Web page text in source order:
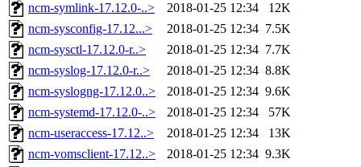
ncm-symlink-17.12.0-..>
2018-01-25 12:34
12K
ncm-sysconfig-17.12...>
2018-01-25 12:34 7.5K
ncm-sysctl-17.12.0-r..>
2018-01-25 12:34 7.7K
ncm-syslog-17.12.0-r..>
2018-01-25 12:34 8.8K
ncm-syslogng-17.12.0..>
2018-01-25 12:34 9.6K
ncm-systemd-17.12.0-..>
2018-01-25 12:34
57K
ncm-useraccess-17.12..>
2018-01-25 12:34
13K
ncm-vomsclient-17.12..>
2018-01-25 12:34 9.3K